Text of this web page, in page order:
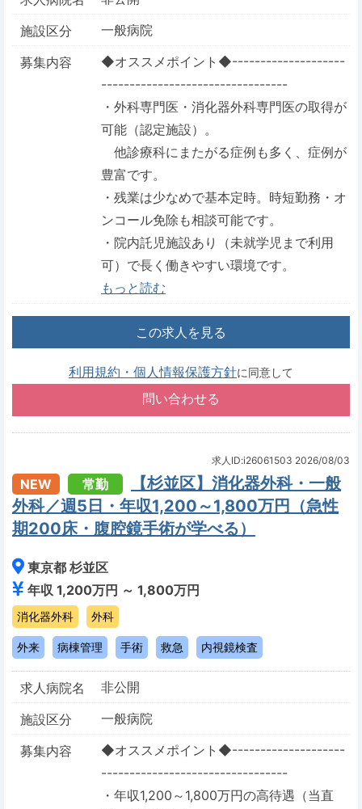
施設区分
一般病院
募集内容
◆オススメポイント◆--------------------
---------------------------------
・外科専門医・消化器外科専門医の取得が
可能（認定施設）。
他診療科にまたがる症例も多く、症例が
豊富です。
・残業は少なめで基本定時。時短勤務・オ
ンコール免除も相談可能です。
・院内託児施設あり（未就学児まで利用
可）で長く働きやすい環境です。
もっと読む
この求人を見る
利用規約・個人情報保護方針に同意して
求人ID:i26061503 2026/08/03
NEW 常勤
【杉並区】消化器外科・一般
外科／週5日・年収1,200～1,800万円（急性
期200床・腹腔鏡手術が学べる）
東京都 杉並区
年収 1,200万円 ～ 1,800万円
消化器外科 外科
外来 病棟管理 手術 救急 内視鏡検査
求人病院名
非公開
施設区分
一般病院
募集内容
◆オススメポイント◆--------------------
---------------------------------
・年収1,200～1,800万円の高待遇（当直